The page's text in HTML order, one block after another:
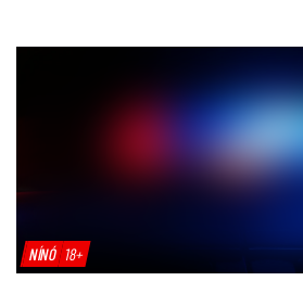
NÍNÓ 18+